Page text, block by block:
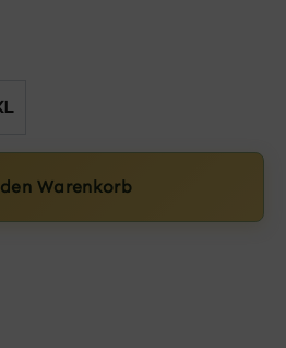
gewünschten Wert
Warenkorb